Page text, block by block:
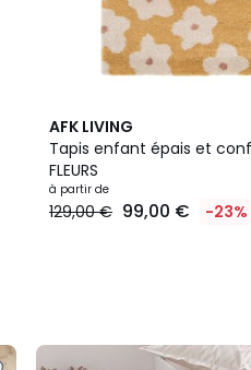
AFK LIVING
Tapis enfant épais et
FLEURS
à partir de
129,00 € 99,00 € -23%